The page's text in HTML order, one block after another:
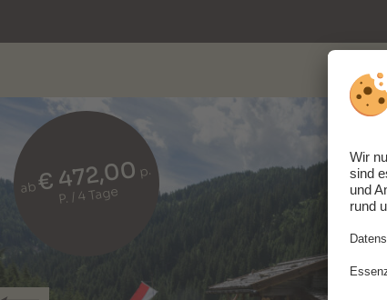
ab€ 472,00 p.
P. / 4 Tage